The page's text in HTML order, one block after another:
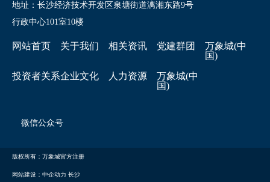
地址：长沙经济技术开发区泉塘街道漓湘东路9号
行政中心101室10楼
网站首页 关于我们 相关资讯 党建群团
万象城(中
国)
投资者关系企业文化 人力资源
万象城(中
国)
微信公众号
版权所有：万象城官方注册
网站建设：中企动力 长沙